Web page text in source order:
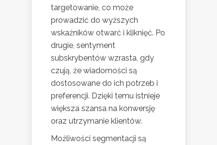
targetowanie, co może
prowadzić do wyższych
wskaźników otwarć i kliknięć. Po
drugie, sentyment
subskrybentów wzrasta, gdy
czują, że wiadomości są
dostosowane do ich potrzeb i
preferencji. Dzięki temu istnieje
większa szansa na konwersję
oraz utrzymanie klientów.
Możliwości segmentacji są